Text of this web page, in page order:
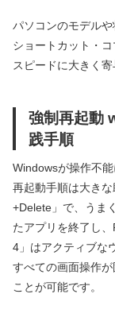
パソコンのモデルや
ショートカット・
スピードに大きく寄
強制再起動
践手順
Windowsが操作不
再起動手順は大き
+Delete」で、うま
たアプリを終了し
4」はアクティブな
すべての画面操作
ことが可能です。